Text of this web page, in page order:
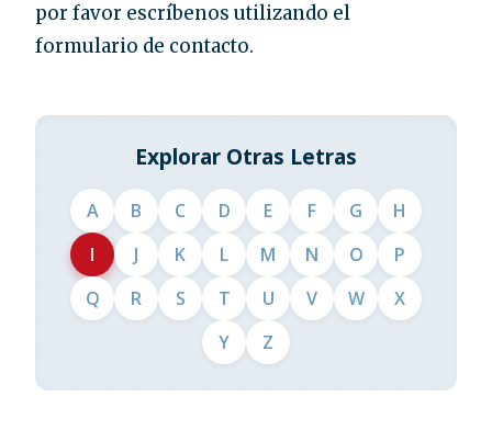
por favor escríbenos utilizando el
formulario de contacto.
Explorar Otras Letras
A B C D E F G
H
I
J K L M N O
P
Q
R S T U V W
X
Y
Z